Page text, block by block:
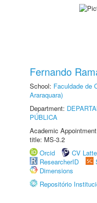
Fernando
School: Faculdade de
Araraquara)
Department:
PÚBLICA
Academic
title: MS-3.2
Orcid
CV
ResearcherID
Dimensions
Repositório